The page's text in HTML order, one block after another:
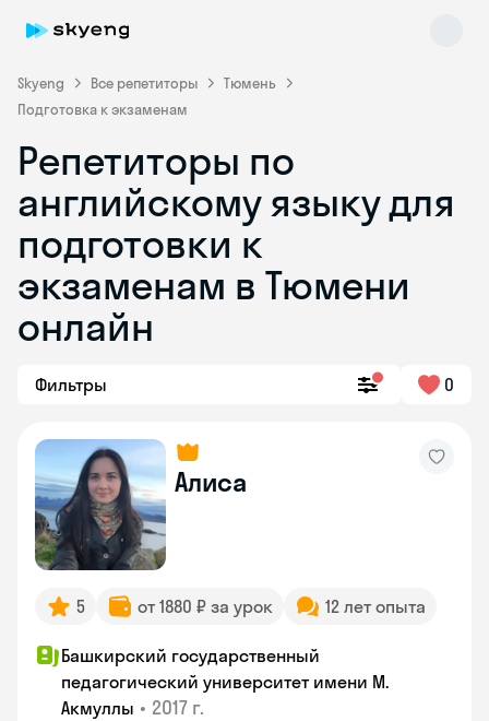
Skyeng Все репетиторы
Тюмень
Подготовка к экзаменам
Репетиторы по
английскому языку для
подготовки к
экзаменам в Тюмени
онлайн
Фильтры 0
Алиса
5 от 1880 ₽ за урок 12 лет опыта
Башкирский государственный
педагогический университет имени М.
Акмуллы • 2017 г.
Skyeng Chat